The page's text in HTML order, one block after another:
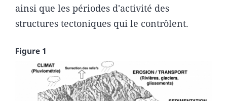
ainsi que les périodes d'activité des
structures tectoniques qui le contrôlent.
Figure 1